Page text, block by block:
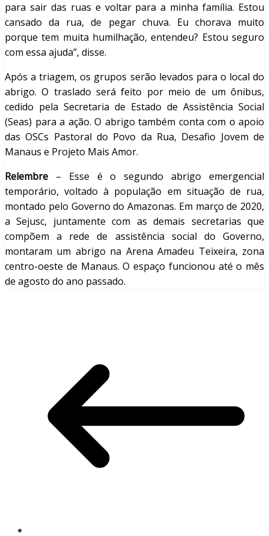
para sair das ruas e voltar para a minha família. Estou
cansado da rua, de pegar chuva. Eu chorava muito
porque tem muita humilhação, entendeu? Estou seguro
com essa ajuda”, disse.
Após a triagem, os grupos serão levados para o local do
abrigo. O traslado será feito por meio de um ônibus,
cedido pela Secretaria de Estado de Assistência Social
(Seas) para a ação. O abrigo também conta com o apoio
das OSCs Pastoral do Povo da Rua, Desafio Jovem de
Manaus e Projeto Mais Amor.
Relembre – Esse é o segundo abrigo emergencial
temporário, voltado à população em situação de rua,
montado pelo Governo do Amazonas. Em março de 2020,
a Sejusc, juntamente com as demais secretarias que
compõem a rede de assistência social do Governo,
montaram um abrigo na Arena Amadeu Teixeira, zona
centro-oeste de Manaus. O espaço funcionou até o mês
de agosto do ano passado.